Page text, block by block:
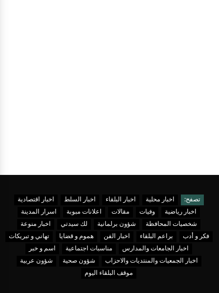
تصفح: اخبار محلية اخبار البلقاء اخبار السلط
اخبار اقتصادية
اخبار رياضية
وفيات مقالات اعلانات مبوبة
اسرار المدينة
شخصيات المحافظة
شؤون برلمانية لك سيدتي
اخبار منوعة
فكر و أدب
براعم البلقاء اخبار الفن هموم و قضايا
تهاني و تبريكات
اخبار الجامعات والمدارس
مناسبات اجتماعية
اسم و خبر
اخبار الجمعيات والمنتديات والاحزاب
شؤون صحية
شؤون عربية
موقف البلقاء اليوم